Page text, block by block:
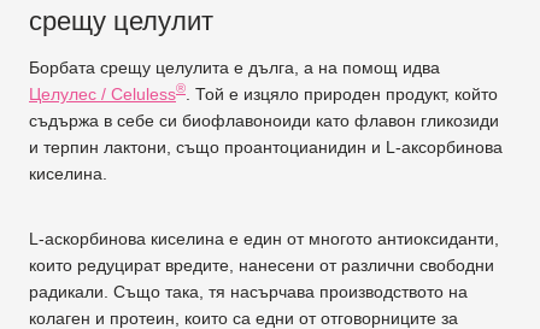
срещу целулит
Борбата срещу целулита е дълга, а на помощ идва
Целулес / Celuless®
. Той е изцяло природен продукт, който
съдържа в себе си биофлавоноиди като флавон гликозиди
и терпин лактони, също проантоцианидин и L-аксорбинова
киселина.
L-аскорбинова киселина е един от многото антиоксиданти,
които редуцират вредите, нанесени от различни свободни
радикали. Също така, тя насърчава производството на
колаген и протеин, които са едни от отговорниците за